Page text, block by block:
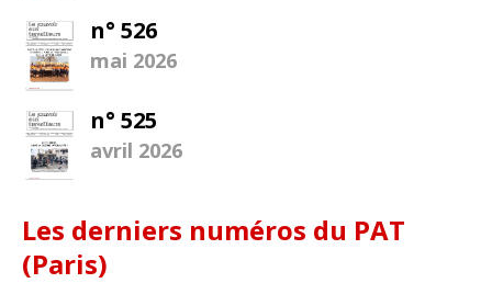
n° 526
mai 2026
n° 525
avril 2026
Les derniers numéros du PAT
(Paris)